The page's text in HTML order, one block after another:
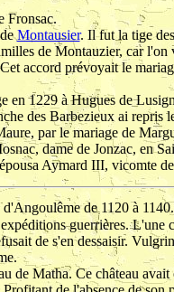
Fronsac.
Montausier. Il fut la tige
de Montauzier, car l'on
accord prévoyait le
en 1229 à Hugues de
des Barbezieux ai repris
par le mariage de
dame de Jonzac, en
Aymard III, vicomte
d'Angoulême de 1120 à 1140.
guerrières. L'une
de s'en dessaisir.
de Matha. Ce château